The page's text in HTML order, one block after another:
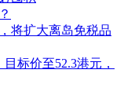
将扩大离岛免税品
标价至52.3港元，